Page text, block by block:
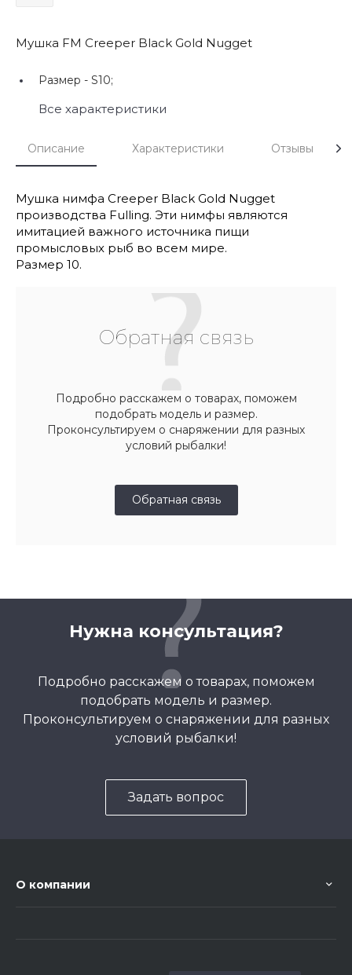
Мушка FM Creeper Black Gold Nugget
Размер - S10;
Все характеристики
Описание Характеристики Отзывы
Мушка нимфа Creeper Black Gold Nugget
производства Fulling. Эти нимфы являются
имитацией важного источника пищи
промысловых рыб во всем мире.
Размер 10.
Обратная связь
Подробно расскажем о товарах, поможем
подобрать модель и размер.
Проконсультируем о снаряжении для разных
условий рыбалки!
Обратная связь
Нужна консультация?
Подробно расскажем о товарах, поможем
подобрать модель и размер.
Проконсультируем о снаряжении для разных
условий рыбалки!
Задать вопрос
О компании